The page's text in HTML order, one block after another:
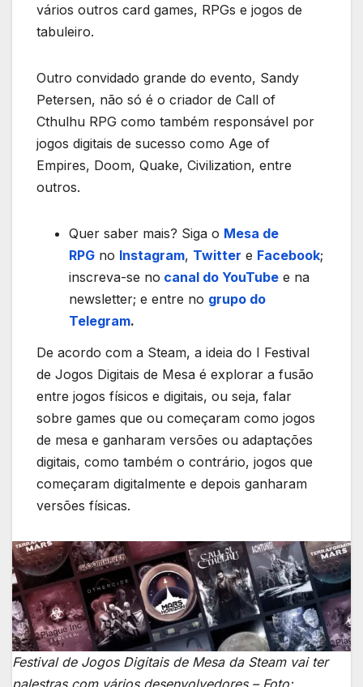
vários outros card games, RPGs e jogos de
tabuleiro.
Outro convidado grande do evento, Sandy
Petersen, não só é o criador de Call of
Cthulhu RPG como também responsável por
jogos digitais de sucesso como Age of
Empires, Doom, Quake, Civilization, entre
outros.
Quer saber mais? Siga o Mesa de
RPG no Instagram, Twitter e Facebook;
inscreva-se no canal do YouTube e na
newsletter; e entre no grupo do
Telegram.
De acordo com a Steam, a ideia do I Festival
de Jogos Digitais de Mesa é explorar a fusão
entre jogos físicos e digitais, ou seja, falar
sobre games que ou começaram como jogos
de mesa e ganharam versões ou adaptações
digitais, como também o contrário, jogos que
começaram digitalmente e depois ganharam
versões físicas.
Festival de Jogos Digitais de Mesa da Steam vai ter
palestras com vários desenvolvedores – Foto: